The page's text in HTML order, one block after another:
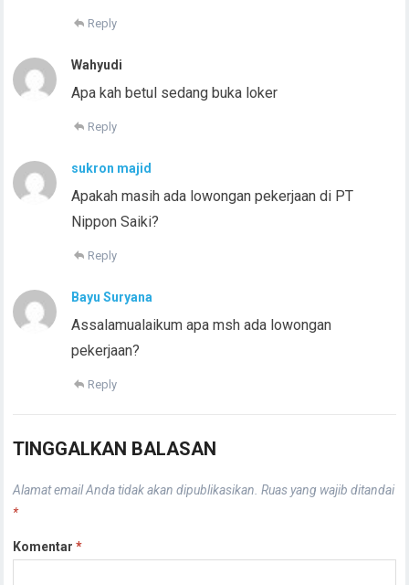
Reply
Wahyudi
Apa kah betul sedang buka loker
Reply
sukron majid
Apakah masih ada lowongan pekerjaan di PT
Nippon Saiki?
Reply
Bayu Suryana
Assalamualaikum apa msh ada lowongan
pekerjaan?
Reply
TINGGALKAN BALASAN
Alamat email Anda tidak akan dipublikasikan. Ruas yang wajib ditandai
*
Komentar*